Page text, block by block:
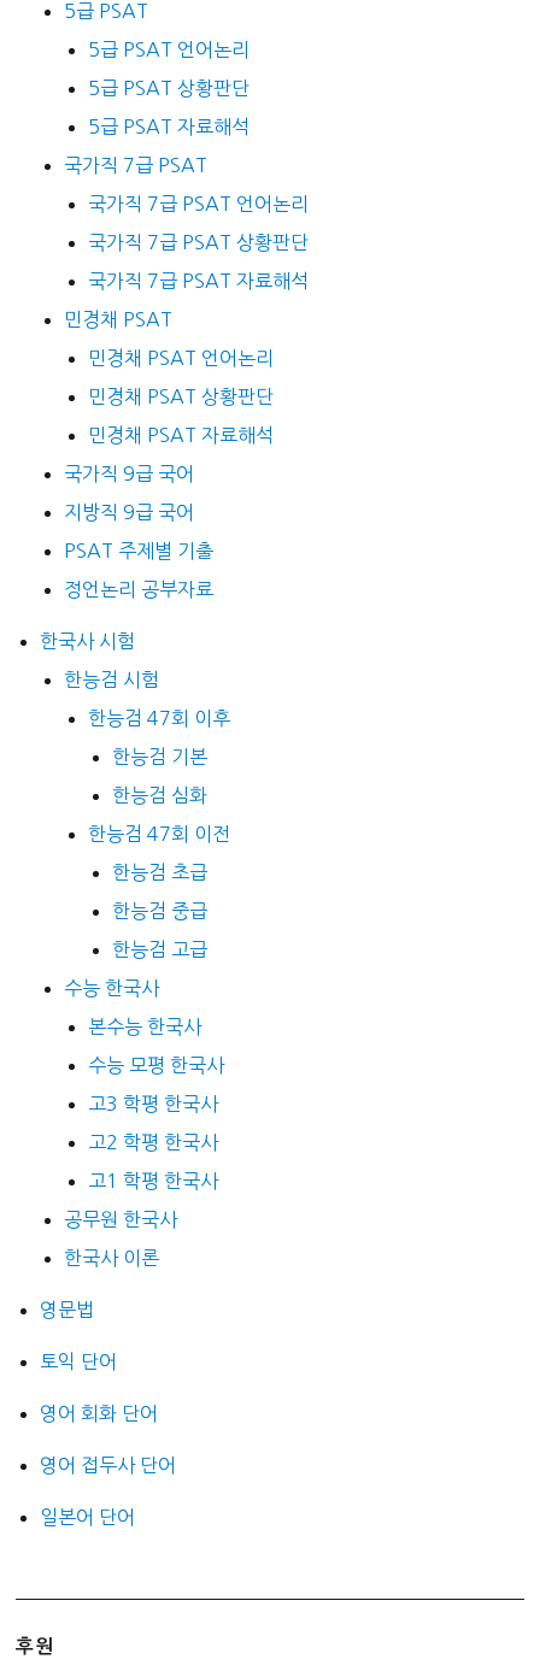
5급 PSAT
5급 PSAT 언어논리
5급 PSAT 상황판단
5급 PSAT 자료해석
국가직 7급 PSAT
국가직 7급 PSAT 언어논리
국가직 7급 PSAT 상황판단
국가직 7급 PSAT 자료해석
민경채 PSAT
민경채 PSAT 언어논리
민경채 PSAT 상황판단
민경채 PSAT 자료해석
국가직 9급 국어
지방직 9급 국어
PSAT 주제별 기출
정언논리 공부자료
한국사 시험
한능검 시험
한능검 47회 이후
한능검 기본
한능검 심화
한능검 47회 이전
한능검 초급
한능검 중급
한능검 고급
수능 한국사
본수능 한국사
수능 모평 한국사
고3 학평 한국사
고2 학평 한국사
고1 학평 한국사
공무원 한국사
한국사 이론
영문법
토익 단어
영어 회화 단어
영어 접두사 단어
일본어 단어
후원